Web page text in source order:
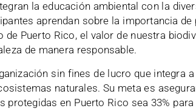
la educación ambiental con la
aprendan sobre la importancia de
Puerto Rico, el valor de nuestra
de manera responsable.
sin fines de lucro que integra
naturales. Su meta es
protegidas en Puerto Rico sea 33% para